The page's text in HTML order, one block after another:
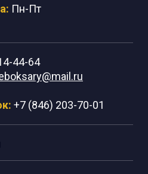
Пн-Пт
44-64
+7 (846) 203-70-01